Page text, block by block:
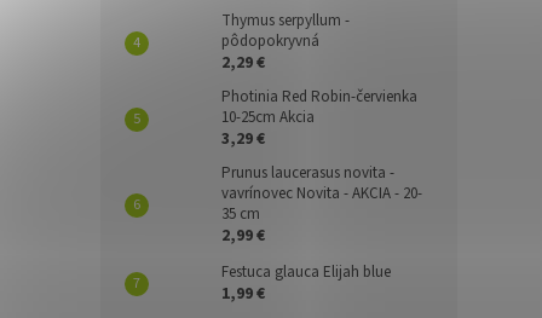
Thymus serpyllum -
pôdopokryvná
2,29 €
Photinia Red Robin-červienka
10-25cm Akcia
3,29 €
Prunus laucerasus novita -
vavrínovec Novita - AKCIA - 20-
35 cm
2,99 €
Festuca glauca Elijah blue
1,99 €